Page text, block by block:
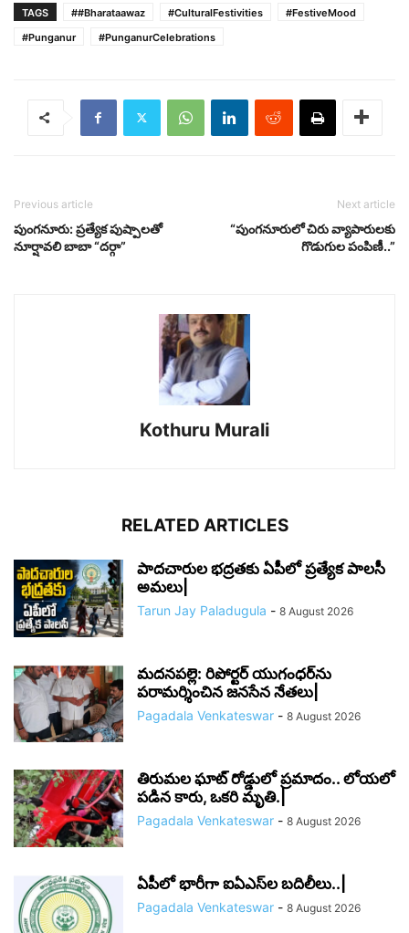
TAGS ##Bharataawaz #CulturalFestivities
#FestiveMood
#Punganur
#PunganurCelebrations
Previous article
పుంగనూరు: ప్రత్యేక పుష్పాలతో
నూర్షావలి బాబా “దర్గా”
Next article
“పుంగనూరులో చిరు వ్యాపారులకు
గొడుగుల పంపిణీ..”
Kothuru Murali
RELATED ARTICLES
పాదచారుల భద్రతకు ఏపీలో ప్రత్యేక పాలసీ
అమలు|
Tarun Jay Paladugula - 8 August 2026
మదనపల్లె: రిపోర్టర్ యుగంధర్‌ను
పరామర్శించిన జనసేన నేతలు|
Pagadala Venkateswar - 8 August 2026
తిరుమల ఘాట్ రోడ్డులో ప్రమాదం.. లోయలో
పడిన కారు, ఒకరి మృతి.|
Pagadala Venkateswar - 8 August 2026
ఏపీలో భారీగా ఐఏఎస్‌ల బదిలీలు..|
Pagadala Venkateswar - 8 August 2026